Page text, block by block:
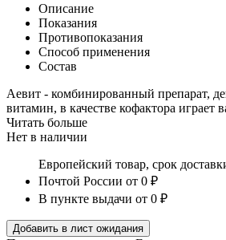
Описание
Показания
Противопоказания
Способ применения
Состав
Аевит - комбинированный препарат,
витамин, в качестве кофактора играет
Читать больше
Нет в наличии
Европейский товар, срок
Почтой России от 0 ₽
В пункте выдачи от 0 ₽
Добавить в лист ожидания